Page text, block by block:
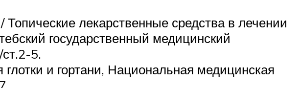
лекарственные средства в лечении
государственный медицинский
5.
и гортани, Национальная медицинская